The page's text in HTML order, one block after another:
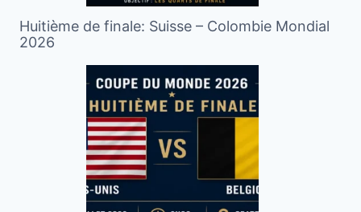
Huitième de finale: Suisse – Colombie Mondial
2026